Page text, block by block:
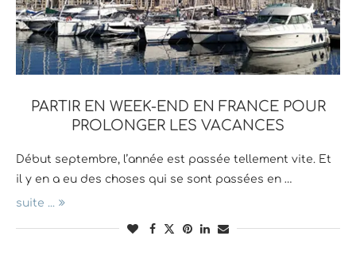
PARTIR EN WEEK-END EN FRANCE POUR
PROLONGER LES VACANCES
Début septembre, l’année est passée tellement vite. Et
il y en a eu des choses qui se sont passées en …
suite ...